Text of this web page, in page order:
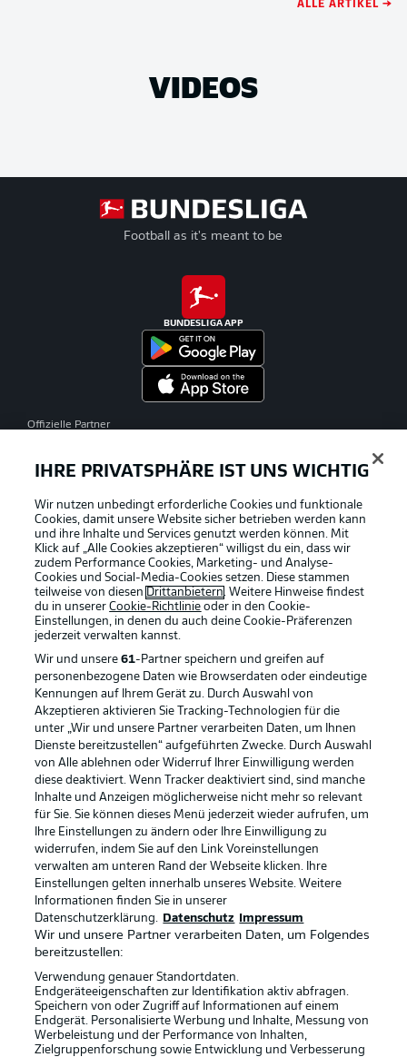
VIDEOS
Football as it's meant to be
BUNDESLIGA APP
Offizielle Partner
Rechtliche Hinweise Voreinstellungen verwalten
Datenschutz Nutzungsbedingungen
Broadcaster Kontakt
Jobs Impressum
Partner Spieler
Liveticker
IHRE PRIVATSPHÄRE IST UNS WICHTIG
Wir nutzen unbedingt erforderliche Cookies und funktionale
Cookies, damit unsere Website sicher betrieben werden kann
und ihre Inhalte und Services genutzt werden können. Mit
Klick auf „Alle Cookies akzeptieren“ willigst du ein, dass wir
zudem Performance Cookies, Marketing- und Analyse-
Cookies und Social-Media-Cookies setzen. Diese stammen
teilweise von diesen Drittanbietern. Weitere Hinweise findest
du in unsererCookie-Richtlinie oder in den Cookie-
Einstellungen, in denen du auch deine Cookie-Präferenzen
jederzeit verwalten kannst.
Wir und unsere61-Partner speichern und greifen auf
personenbezogene Daten wie Browserdaten oder eindeutige
Kennungen auf Ihrem Gerät zu. Durch Auswahl von
Akzeptieren aktivieren Sie Tracking-Technologien für die
unter „Wir und unsere Partner verarbeiten Daten, um Ihnen
Dienste bereitzustellen“ aufgeführten Zwecke. Durch Auswahl
von Alle ablehnen oder Widerruf Ihrer Einwilligung werden
diese deaktiviert. Wenn Tracker deaktiviert sind, sind manche
Inhalte und Anzeigen möglicherweise nicht mehr so relevant
für Sie. Sie können dieses Menü jederzeit wieder aufrufen, um
Ihre Einstellungen zu ändern oder Ihre Einwilligung zu
widerrufen, indem Sie auf den Link Voreinstellungen
verwalten am unteren Rand der Webseite klicken. Ihre
Einstellungen gelten innerhalb unseres Website. Weitere
Informationen finden Sie in unserer
Datenschutzerklärung.
Datenschutz Impressum
Wir und unsere Partner verarbeiten Daten, um Folgendes
bereitzustellen:
Verwendung genauer Standortdaten.
Endgeräteeigenschaften zur Identifikation aktiv abfragen.
Speichern von oder Zugriff auf Informationen auf einem
Endgerät. Personalisierte Werbung und Inhalte, Messung von
Werbeleistung und der Performance von Inhalten,
Zielgruppenforschung sowie Entwicklung und Verbesserung